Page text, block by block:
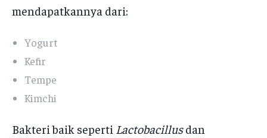
mendapatkannya dari:
Yogurt
Kefir
Tempe
Kimchi
Bakteri baik seperti Lactobacillusdan